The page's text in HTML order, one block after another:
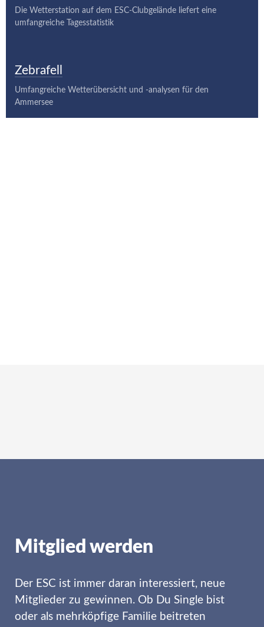
Die Wetterstation auf dem ESC-Clubgelände liefert eine
umfangreiche Tagesstatistik
Zebrafell
Umfangreiche Wetterübersicht und -analysen für den
Ammersee
Mitglied werden
Der ESC ist immer daran interessiert, neue
Mitglieder zu gewinnen. Ob Du Single bist
oder als mehrköpfige Familie beitreten